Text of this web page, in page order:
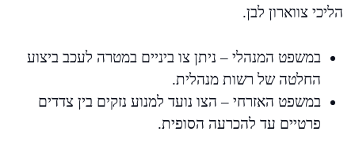
הליכי צווארון לבן.
במשפט המנהלי – ניתן צו ביניים במטרה לעכב ביצוע
החלטה של רשות מנהלית.
במשפט האזרחי – הצו נועד למנוע נזקים בין צדדים
פרטיים עד להכרעה הסופית.